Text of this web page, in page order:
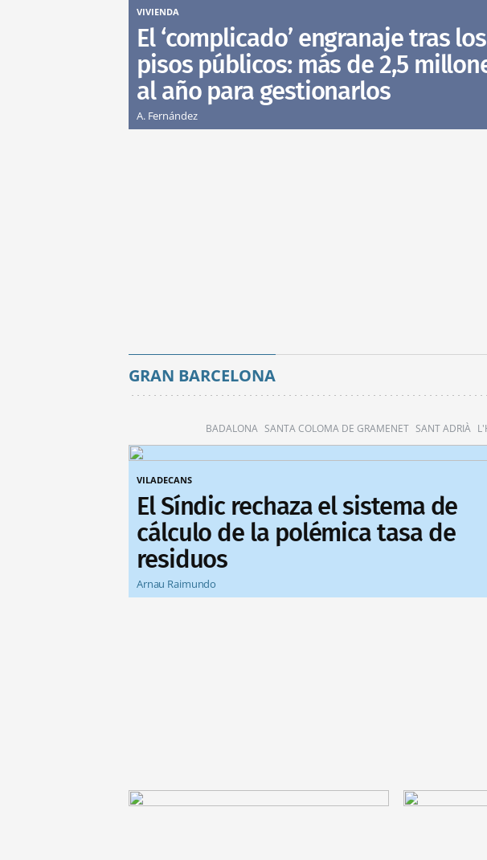
VIVIENDA
El ‘complicado’ engranaje tras los
pisos públicos: más de 2,5
al año para gestionarlos
A. Fernández
GRAN BARCELONA
BADALONA SANTA COLOMA DE GRAMENET SANT ADRIÀ
VILADECANS
El Síndic rechaza el sistema de
cálculo de la polémica tasa de
residuos
Arnau Raimundo